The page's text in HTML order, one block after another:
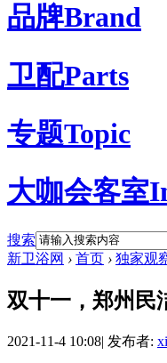
品牌Brand
卫配Parts
专题Topic
大咖会客室
搜索
新卫浴网 › 首页 › 独家观
双十一，郑州民
2021-11-4 10:08| 发布者: